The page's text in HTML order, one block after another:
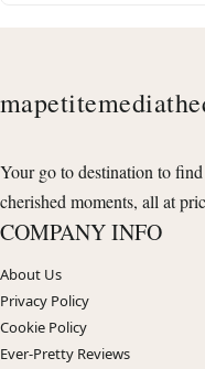
Your go to destination to
cherished moments, all at
COMPANY INFO
About Us
Privacy Policy
Cookie Policy
Ever-Pretty Reviews